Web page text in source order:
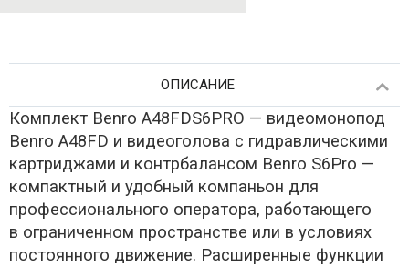
ОПИСАНИЕ
Комплект Benro A48FDS6PRO — видеомонопод
Benro A48FD и видеоголова с гидравлическими
картриджами и контрбалансом Benro S6Pro —
компактный и удобный компаньон для
профессионального оператора, работающего
в ограниченном пространстве или в условиях
постоянного движение. Расширенные функции